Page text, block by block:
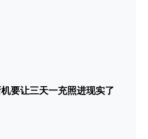
要让三天一充照进现实了